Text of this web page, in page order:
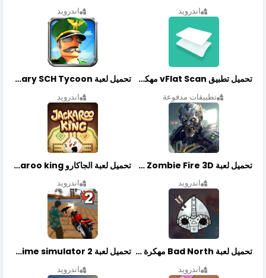
اندرويد اندرويد
تحميل تطبيق vFlat Scan مهكر آخر إصدار
تطبيقات مدفوعة
تحميل لعبة Idle Military SCH Tycoon مهكرة آخر إصدار
اندرويد
تحميل لعبة Zombie Fire 3D مهكرة آخر إصدار
اندرويد
تحميل لعبة الجاكارو jackaroo king آخر إصدار
اندرويد
تحميل لعبة Bad North مهكرة آخر إصدار
اندرويد
تحميل لعبة Vegas crime simulator 2 مهكرة اخر اصدار
اندرويد